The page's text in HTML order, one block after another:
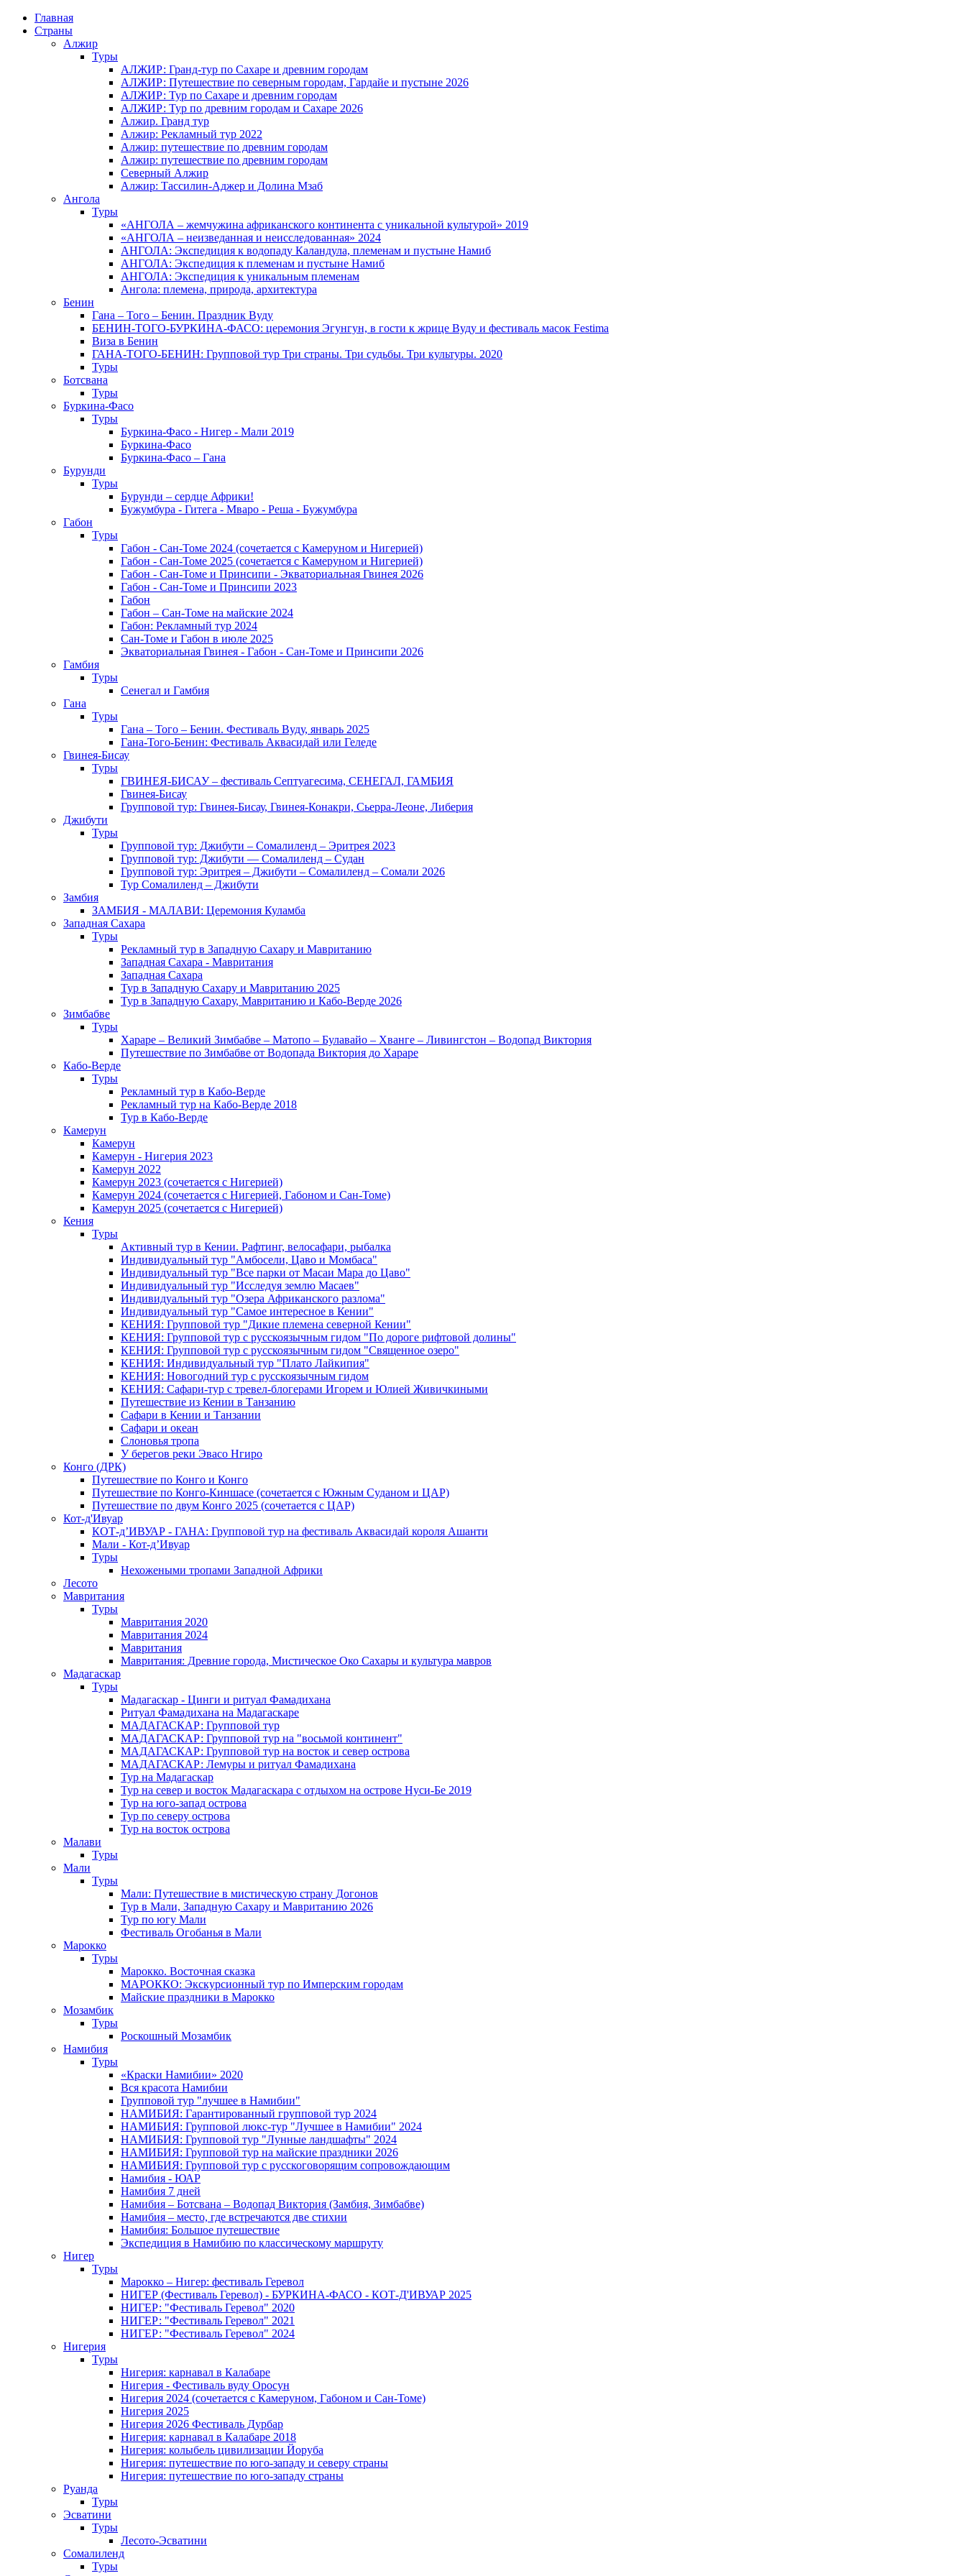
Главная
Страны
Алжир
Туры
АЛЖИР: Гранд-тур по Сахаре и древним городам
АЛЖИР: Путешествие по северным городам, Гардайе и пустыне 2026
АЛЖИР: Тур по Сахаре и древним городам
АЛЖИР: Тур по древним городам и Сахаре 2026
Алжир. Гранд тур
Алжир: Рекламный тур 2022
Алжир: путешествие по древним городам
Алжир: путешествие по древним городам
Северный Алжир
Алжир: Тассилин-Аджер и Долина Мзаб
Ангола
Туры
«АНГОЛА – жемчужина африканского континента с уникальной культурой» 2019
«АНГОЛА – неизведанная и неисследованная» 2024
АНГОЛА: Экспедиция к водопаду Каландула, племенам и пустыне Намиб
АНГОЛА: Экспедиция к племенам и пустыне Намиб
АНГОЛА: Экспедиция к уникальным племенам
Ангола: племена, природа, архитектура
Бенин
Гана – Того – Бенин. Праздник Вуду
БЕНИН-ТОГО-БУРКИНА-ФАСО: церемония Эгунгун, в гости к жрице Вуду и фестиваль масок Festima
Виза в Бенин
ГАНА-ТОГО-БЕНИН: Групповой тур Три страны. Три судьбы. Три культуры. 2020
Туры
Ботсвана
Туры
Буркина-Фасо
Туры
Буркина-Фасо - Нигер - Мали 2019
Буркина-Фасо
Буркина-Фасо – Гана
Бурунди
Туры
Бурунди – сердце Африки!
Бужумбура - Гитега - Мваро - Реша - Бужумбура
Габон
Туры
Габон - Сан-Томе 2024 (сочетается с Камеруном и Нигерией)
Габон - Сан-Томе 2025 (сочетается с Камеруном и Нигерией)
Габон - Сан-Томе и Принсипи - Экваториальная Гвинея 2026
Габон - Сан-Томе и Принсипи 2023
Габон
Габон – Сан-Томе на майские 2024
Габон: Рекламный тур 2024
Сан-Томе и Габон в июле 2025
Экваториальная Гвинея - Габон - Сан-Томе и Принсипи 2026
Гамбия
Туры
Сенегал и Гамбия
Гана
Туры
Гана – Того – Бенин. Фестиваль Вуду, январь 2025
Гана-Того-Бенин: Фестиваль Аквасидай или Геледе
Гвинея-Бисау
Туры
ГВИНЕЯ-БИСАУ – фестиваль Септуагесима, СЕНЕГАЛ, ГАМБИЯ
Гвинея-Бисау
Групповой тур: Гвинея-Бисау, Гвинея-Конакри, Сьерра-Леоне, Либерия
Джибути
Туры
Групповой тур: Джибути – Cомалиленд – Эритрея 2023
Групповой тур: Джибути — Сомалиленд – Судан
Групповой тур: Эритрея – Джибути – Сомалиленд – Сомали 2026
Тур Cомалиленд – Джибути
Замбия
ЗАМБИЯ - МАЛАВИ: Церемония Куламба
Западная Сахара
Туры
Рекламный тур в Западную Сахару и Мавританию
Западная Сахара - Мавритания
Западная Сахара
Тур в Западную Сахару и Мавританию 2025
Тур в Западную Сахару, Мавританию и Кабо-Верде 2026
Зимбабве
Туры
Хараре – Великий Зимбабве – Матопо – Булавайо – Хванге – Ливингстон – Водопад Виктория
Путешествие по Зимбабве от Водопада Виктория до Хараре
Кабо-Верде
Туры
Рекламный тур в Кабо-Верде
Рекламный тур на Кабо-Верде 2018
Тур в Кабо-Верде
Камерун
Камерун
Камерун - Нигерия 2023
Камерун 2022
Камерун 2023 (сочетается с Нигерией)
Камерун 2024 (сочетается с Нигерией, Габоном и Сан-Томе)
Камерун 2025 (сочетается с Нигерией)
Кения
Туры
Активный тур в Кении. Рафтинг, велосафари, рыбалка
Индивидуальный тур "Амбосели, Цаво и Момбаса"
Индивидуальный тур "Все парки от Масаи Мара до Цаво"
Индивидуальный тур "Исследуя землю Масаев"
Индивидуальный тур "Озера Африканского разлома"
Индивидуальный тур "Самое интересное в Кении"
КЕНИЯ: Групповой тур "Дикие племена северной Кении"
КЕНИЯ: Групповой тур с русскоязычным гидом "По дороге рифтовой долины"
КЕНИЯ: Групповой тур с русскоязычным гидом "Священное озеро"
КЕНИЯ: Индивидуальный тур "Плато Лайкипия"
КЕНИЯ: Новогодний тур с русскоязычным гидом
КЕНИЯ: Сафари-тур с тревел-блогерами Игорем и Юлией Живичкиными
Путешествие из Кении в Танзанию
Сафари в Кении и Танзании
Сафари и океан
Слоновья тропа
У берегов реки Эвасо Нгиро
Конго (ДРК)
Путешествие по Конго и Конго
Путешествие по Конго-Киншасе (сочетается с Южным Суданом и ЦАР)
Путешествие по двум Конго 2025 (сочетается с ЦАР)
Кот-д'Ивуар
КОТ-д’ИВУАР - ГАНА: Групповой тур на фестиваль Аквасидай короля Ашанти
Мали - Кот-д’Ивуар
Туры
Нехожеными тропами Западной Африки
Лесото
Мавритания
Туры
Мавритания 2020
Мавритания 2024
Мавритания
Мавритания: Древние города, Мистическое Око Сахары и культура мавров
Мадагаскар
Туры
Мадагаскар - Цинги и ритуал Фамадихана
Ритуал Фамадихана на Мадагаскаре
МАДАГАСКАР: Групповой тур
МАДАГАСКАР: Групповой тур на "восьмой континент"
МАДАГАСКАР: Групповой тур на восток и север острова
МАДАГАСКАР: Лемуры и ритуал Фамадихана
Тур на Мадагаскар
Тур на север и восток Мадагаскара с отдыхом на острове Нуси-Бе 2019
Тур на юго-запад острова
Тур по северу острова
Тур на восток острова
Малави
Туры
Мали
Туры
Мали: Путешествие в мистическую страну Догонов
Тур в Мали, Западную Сахару и Мавританию 2026
Тур по югу Мали
Фестиваль Огобанья в Мали
Марокко
Туры
Марокко. Восточная сказка
МАРОККО: Экскурсионный тур по Имперским городам
Майские праздники в Марокко
Мозамбик
Туры
Роскошный Мозамбик
Намибия
Туры
«Краски Намибии» 2020
Вся красота Намибии
Групповой тур "лучшее в Намибии"
НАМИБИЯ: Гарантированный групповой тур 2024
НАМИБИЯ: Групповой люкс-тур "Лучшее в Намибии" 2024
НАМИБИЯ: Групповой тур "Лунные ландшафты" 2024
НАМИБИЯ: Групповой тур на майские праздники 2026
НАМИБИЯ: Групповой тур с русскоговорящим сопровождающим
Намибия - ЮАР
Намибия 7 дней
Намибия – Ботсвана – Водопад Виктория (Замбия, Зимбабве)
Намибия – место, где встречаются две стихии
Намибия: Большое путешествие
Экспедиция в Намибию по классическому маршруту
Нигер
Туры
Марокко – Нигер: фестиваль Геревол
НИГЕР (Фестиваль Геревол) - БУРКИНА-ФАСО - КОТ-Д'ИВУАР 2025
НИГЕР: "Фестиваль Геревол" 2020
НИГЕР: "Фестиваль Геревол" 2021
НИГЕР: "Фестиваль Геревол" 2024
Нигерия
Туры
Нигерия: карнавал в Калабаре
Нигерия - Фестиваль вуду Оросун
Нигерия 2024 (сочетается с Камеруном, Габоном и Сан-Томе)
Нигерия 2025
Нигерия 2026 Фестиваль Дурбар
Нигерия: карнавал в Калабаре 2018
Нигерия: колыбель цивилизации Йоруба
Нигерия: путешествие по юго-западу и северу страны
Нигерия: путешествие по юго-западу страны
Руанда
Туры
Эсватини
Туры
Лесото-Эсватини
Сомалиленд
Туры